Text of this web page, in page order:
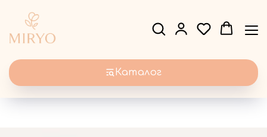
Каталог